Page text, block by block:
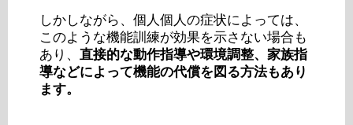
しかしながら、個人個人の症状によっては、
このような機能訓練が効果を示さない場合も
あり、 直接的な動作指導や環境調整、家族指
導などによって機能の代償を図る方法もあり
ます。